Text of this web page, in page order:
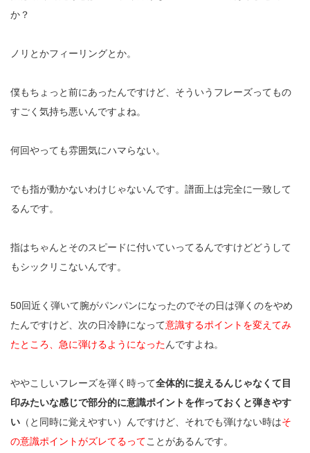
か？
ノリとかフィーリングとか。
僕もちょっと前にあったんですけど、そういうフレーズってもの
すごく気持ち悪いんですよね。
何回やっても雰囲気にハマらない。
でも指が動かないわけじゃないんです。 譜面上は完全に一致して
るんです。
指はちゃんとそのスピードに付いていってるんですけどどうして
もシックリこないんです。
50回近く弾いて腕がパンパンになったのでその日は弾くのをやめ
たんですけど、 次の日冷静になって意識するポイントを変えてみ
たところ、急に弾けるようになったんですよね。
ややこしいフレーズを弾く時って全体的に捉えるんじゃなくて目
印みたいな感じで部分的に意識ポイントを作っておくと弾きやす
い （と同時に覚えやすい）んですけど、それでも弾けない時はそ
の意識ポイントがズレてるってことがあるんです。